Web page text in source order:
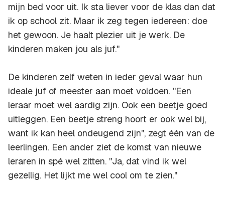
mijn bed voor uit. Ik sta liever voor de klas dan dat
ik op school zit. Maar ik zeg tegen iedereen: doe
het gewoon. Je haalt plezier uit je werk. De
kinderen maken jou als juf.''
De kinderen zelf weten in ieder geval waar hun
ideale juf of meester aan moet voldoen. ''Een
leraar moet wel aardig zijn. Ook een beetje goed
uitleggen. Een beetje streng hoort er ook wel bij,
want ik kan heel ondeugend zijn'', zegt één van de
leerlingen. Een ander ziet de komst van nieuwe
leraren in spé wel zitten. ''Ja, dat vind ik wel
gezellig. Het lijkt me wel cool om te zien.''